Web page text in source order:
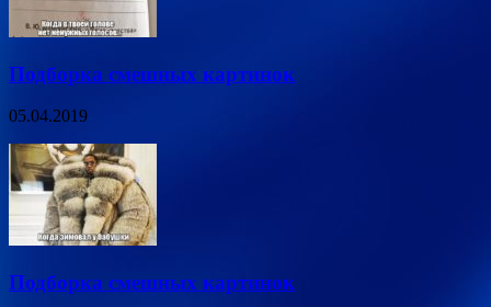
Подборка смешных картинок
05.04.2019
Подборка смешных картинок